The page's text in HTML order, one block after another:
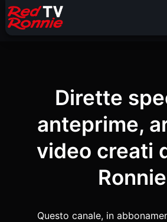
Dirette
anteprime,
video creati
Ronnie
Questo canale, in